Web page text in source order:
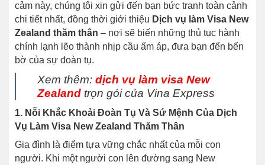
cảm này, chúng tôi xin gửi đến bạn bức tranh toàn cảnh
chi tiết nhất, đồng thời giới thiệu Dịch vụ làm Visa New
Zealand thăm thân – nơi sẽ biến những thủ tục hành
chính lạnh lẽo thành nhịp cầu ấm áp, đưa bạn đến bến
bờ của sự đoàn tụ.
Xem thêm: dịch vụ làm visa New
Zealand trọn gói của Vina Express
1. Nỗi Khắc Khoải Đoàn Tụ Và Sứ Mệnh Của Dịch
Vụ Làm Visa New Zealand Thăm Thân
Gia đình là điểm tựa vững chắc nhất của mỗi con
người. Khi một người con lên đường sang New